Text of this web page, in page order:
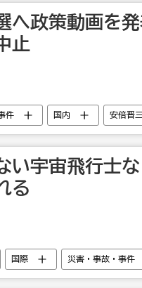
へ政策動画を
止
件 国内 安倍晋
い宇宙飛行士
る
国際 災害・事故・事件